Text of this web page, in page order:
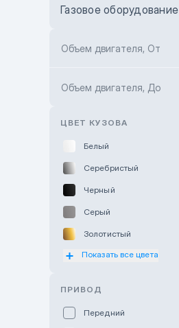
Toyota Kokshetau
Hyundai ShymCity
Газовое оборудование
Объем двигателя, От
Объем двигателя, До
ЦВЕТ КУЗОВА
Белый
Серебристый
Черный
Серый
Золотистый
Оранжевый
Показать все цвета
ПРИВОД
Передний